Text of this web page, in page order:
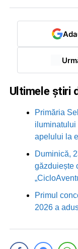
Ultimele știri
Primăria
iluminatului
apelului la
Duminică,
găzduiește
Primul
2026 a